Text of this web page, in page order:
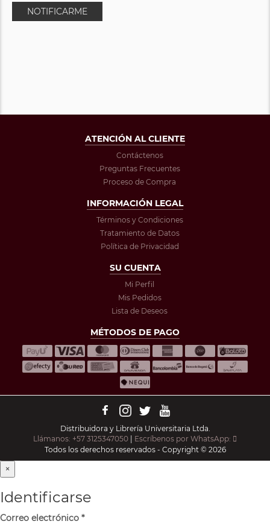
NOTIFICARME
ATENCIÓN AL CLIENTE
Contáctenos
Preguntas Frecuentes
Proceso de Compra
INFORMACIÓN LEGAL
Términos y Condiciones
Tratamiento de Datos
Política de Privacidad
SU CUENTA
Mi Perfil
Mis Pedidos
Lista de Deseos
MÉTODOS DE PAGO
Distribuidora y Librería Universitaria Ltda.
Llámanos: +57 3125347050 | Escríbenos por WhatsApp:
Todos los derechos reservados - Copyright © 2026
×
Identificarse
Correo electrónico *